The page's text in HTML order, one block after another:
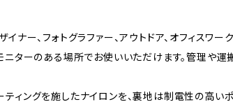
ー、フォトグラファー、アウトドア、オフィスワー
ニターのある場所でお使いいただけます。管理や運
ィングを施したナイロンを、裏地は制電性の高い